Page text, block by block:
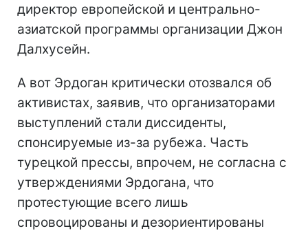
директор европейской и центрально-
азиатской программы организации Джон
Далхусейн.
А вот Эрдоган критически отозвался об
активистах, заявив, что организаторами
выступлений стали диссиденты,
спонсируемые из-за рубежа. Часть
турецкой прессы, впрочем, не согласна с
утверждениями Эрдогана, что
протестующие всего лишь
спровоцированы и дезориентированы